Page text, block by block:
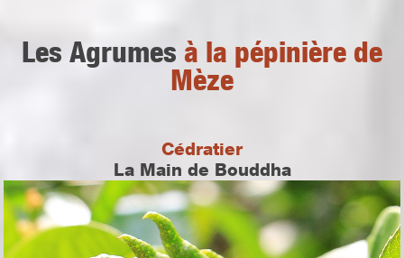
Les Agrumes à la pépinière de
Mèze
Cédratier
La Main de Bouddha